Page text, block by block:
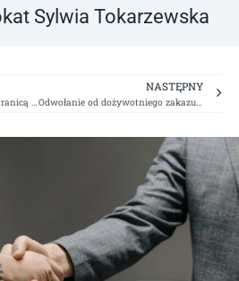
Sylwia Tokarzewska
NASTĘPNY
Odwołanie od dożywotniego zakazu prowadzenia pojazdów? – Białystok Adwokat Sylwia Tokarzewska